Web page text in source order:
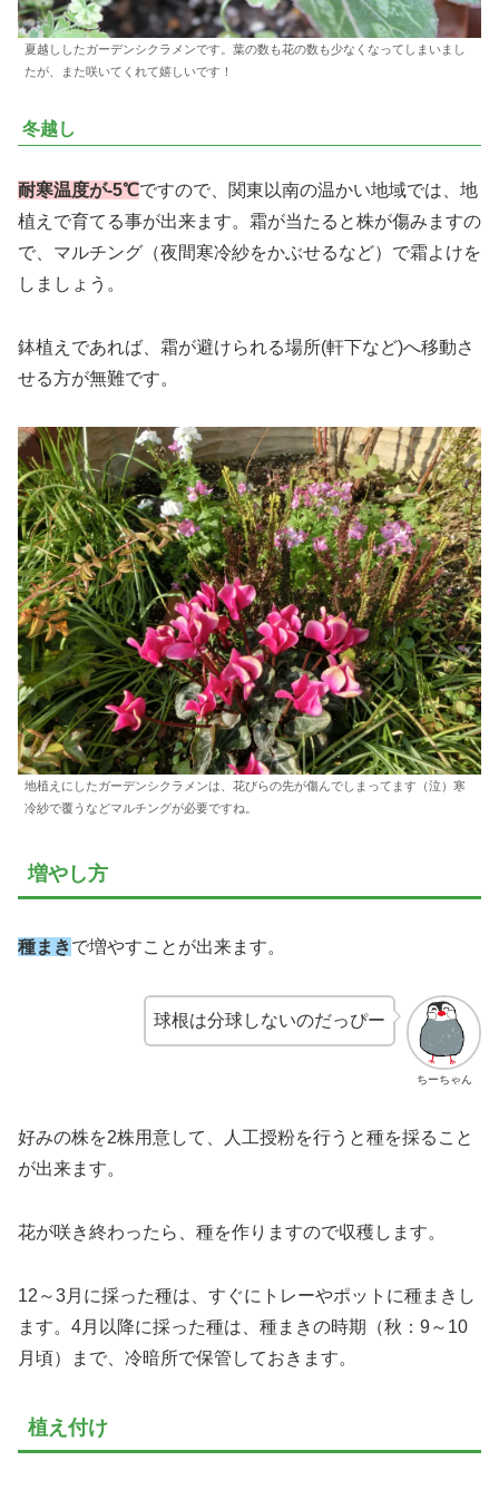
夏越ししたガーデンシクラメンです。葉の数も花の数も少なくなってしまいまし
たが、また咲いてくれて嬉しいです！
冬越し
耐寒温度が-5℃ですので、関東以南の温かい地域では、地
植えで育てる事が出来ます。霜が当たると株が傷みますの
で、マルチング（夜間寒冷紗をかぶせるなど）で霜よけを
しましょう。
鉢植えであれば、霜が避けられる場所(軒下など)へ移動さ
せる方が無難です。
地植えにしたガーデンシクラメンは、花びらの先が傷んでしまってます（泣）寒
冷紗で覆うなどマルチングが必要ですね。
増やし方
種まきで増やすことが出来ます。
ちーちゃん
球根は分球しないのだっぴー
好みの株を2株用意して、人工授粉を行うと種を採ること
が出来ます。
花が咲き終わったら、種を作りますので収穫します。
12～3月に採った種は、すぐにトレーやポットに種まきし
ます。4月以降に採った種は、種まきの時期（秋：9～10
月頃）まで、冷暗所で保管しておきます。
植え付け